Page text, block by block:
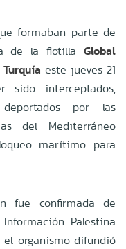
formaban parte de
de la flotilla Global
Turquía este jueves 21
sido interceptados,
por las
del Mediterráneo
marítimo para
fue confirmada de
Palestina
el organismo difundió